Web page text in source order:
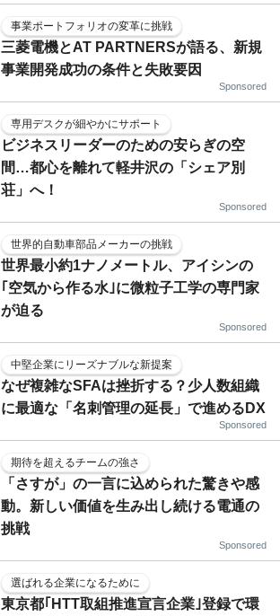
事業ポートフォリオの変革に挑戦
三菱電機とAT PARTNERSが語る、新規
事業開発成功の条件と失敗要因
Sponsored
専用デスクが細やかにサポート
ビジネスリーダーのための安らぎの空
間…都心を離れて軽井沢の「シェア別
荘」へ！
Sponsored
世界的自動車部品メーカーの挑戦
世界最小約1ナノメートル、アイシンの
｢空気から作る水｣に微粒子工学の専門家
が迫る
Sponsored
中堅企業にリーズナブルな新提案
なぜ複雑なSFAは挫折する？少人数組織
に最適な「名刺管理の延長」で進めるDX
Sponsored
期待を超えるチームの強さ
「さすが」の一言に込められた驚きや感
動。新しい価値を生み出し続ける電通の
挑戦
Sponsored
選ばれる企業になるために
東京都｢HTT取組推進宣言企業｣登録で環